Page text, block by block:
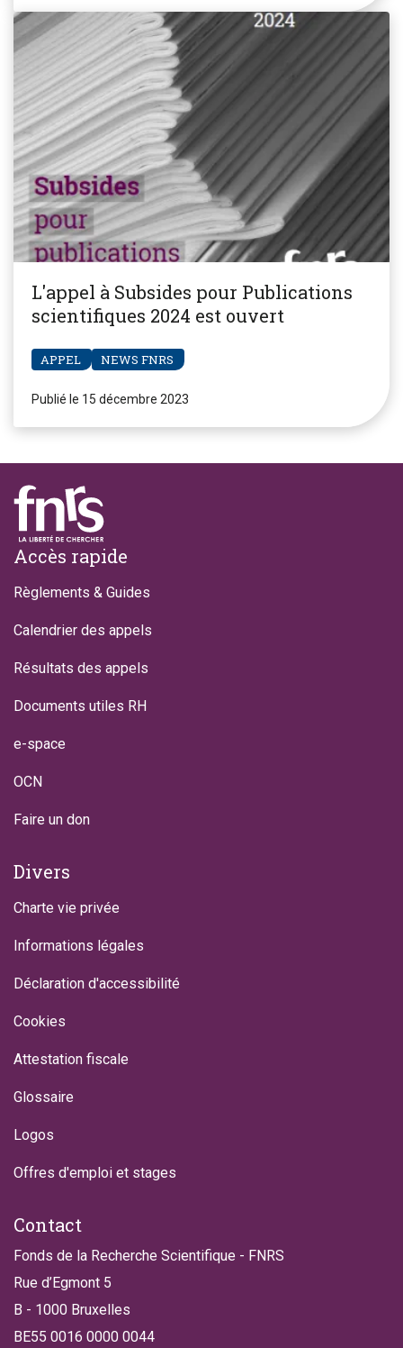
L'appel à Subsides pour Publications
scientifiques 2024 est ouvert
APPEL NEWS FNRS
Publié le 15 décembre 2023
Footer
Accès rapide
Règlements & Guides
Calendrier des appels
Résultats des appels
Documents utiles RH
e-space
OCN
Faire un don
Divers
Charte vie privée
Informations légales
Déclaration d'accessibilité
Cookies
Attestation fiscale
Glossaire
Logos
Offres d'emploi et stages
Contact
Fonds de la Recherche Scientifique - FNRS
Rue d’Egmont 5
B - 1000 Bruxelles
BE55 0016 0000 0044